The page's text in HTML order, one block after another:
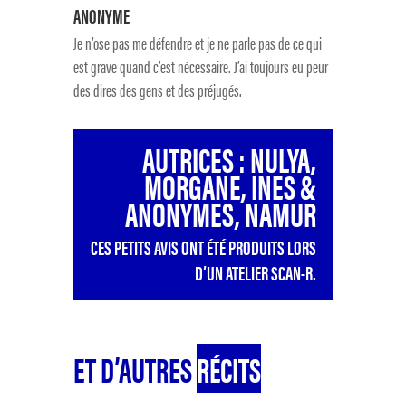
ANONYME
Je n’ose pas me défendre et je ne parle pas de ce qui
est grave quand c’est nécessaire. J’ai toujours eu peur
des dires des gens et des préjugés.
AUTRICES : NULYA,
MORGANE, INES &
ANONYMES, NAMUR
CES PETITS AVIS ONT ÉTÉ PRODUITS LORS
D’UN ATELIER SCAN-R.
ET D’AUTRESRÉCITS